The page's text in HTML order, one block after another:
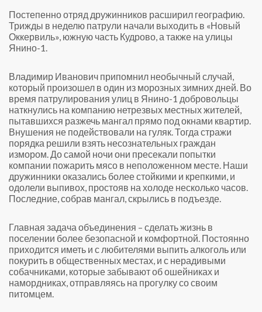
Постепенно отряд дружинников расширил географию.
Трижды в неделю патрули начали выходить в «Новый
Оккервиль», южную часть Кудрово, а также на улицы
Янино-1.
Владимир Иванович припомнил необычный случай,
который произошел в один из морозных зимних дней. Во
время патрулирования улиц в Янино-1 добровольцы
наткнулись на компанию нетрезвых местных жителей,
пытавшихся разжечь мангал прямо под окнами квартир.
Внушения не подействовали на гуляк. Тогда стражи
порядка решили взять несознательных граждан
измором. До самой ночи они пресекали попытки
компании пожарить мясо в неположенном месте. Наши
дружинники оказались более стойкими и крепкими, и
одолели выпивох, простояв на холоде несколько часов.
Последние, собрав мангал, скрылись в подъезде.
Главная задача объединения – сделать жизнь в
поселении более безопасной и комфортной. Постоянно
приходится иметь и с любителями выпить алкоголь или
покурить в общественных местах, и с нерадивыми
собачниками, которые забывают об ошейниках и
намордниках, отправляясь на прогулку со своим
питомцем.